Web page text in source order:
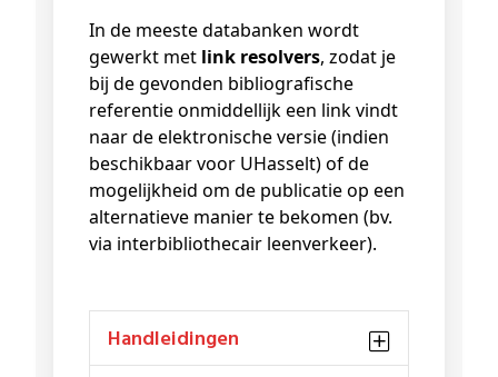
In de meeste databanken wordt
gewerkt met link resolvers, zodat je
bij de gevonden bibliografische
referentie onmiddellijk een link vindt
naar de elektronische versie (indien
beschikbaar voor UHasselt) of de
mogelijkheid om de publicatie op een
alternatieve manier te bekomen (bv.
via interbibliothecair leenverkeer).
Handleidingen